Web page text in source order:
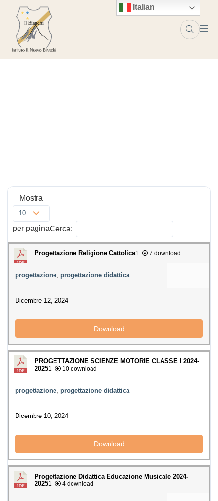
Mostra
10
per paginaCerca:
Progettazione Religione Cattolica1 7 download
progettazione progettazione didattica
Dicembre 12, 2024
Download
PROGETTAZIONE SCIENZE MOTORIE CLASSE I 2024-
20251 10 download
progettazione progettazione didattica
Dicembre 10, 2024
Download
Progettazione Didattica Educazione Musicale 2024-
20251 4 download
Italian